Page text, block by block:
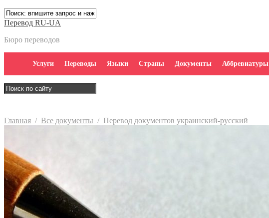
Перевод RU-UA
Бюро переводов
Услуги Переводы Языки Страны Документы Аббревиатуры
Главная / Все документы / Перевод документов украинский-русский